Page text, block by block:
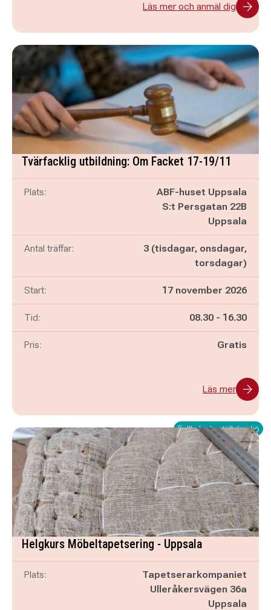
Läs mer och anmäl dig
Tvärfacklig utbildning: Om Facket 17-19/11
Plats:
ABF-huset Uppsala
S:t Persgatan 22B
Uppsala
Antal träffar:
3 (tisdagar, onsdagar,
torsdagar)
Start: 17 november 2026
Tid: Pågår mellan
08.30 - och
16.30
Pris: Gratis
Läs mer
Fullbokad - ställ dig i kö
Helgkurs Möbeltapetsering - Uppsala
Plats:
Tapetserarkompaniet
Ulleråkersvägen 36a
Uppsala